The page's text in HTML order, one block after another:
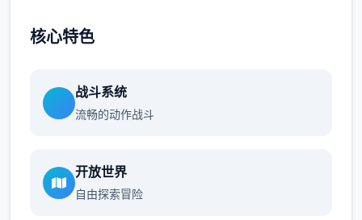
核心特色
战斗系统
流畅的动作战斗
开放世界
自由探索冒险